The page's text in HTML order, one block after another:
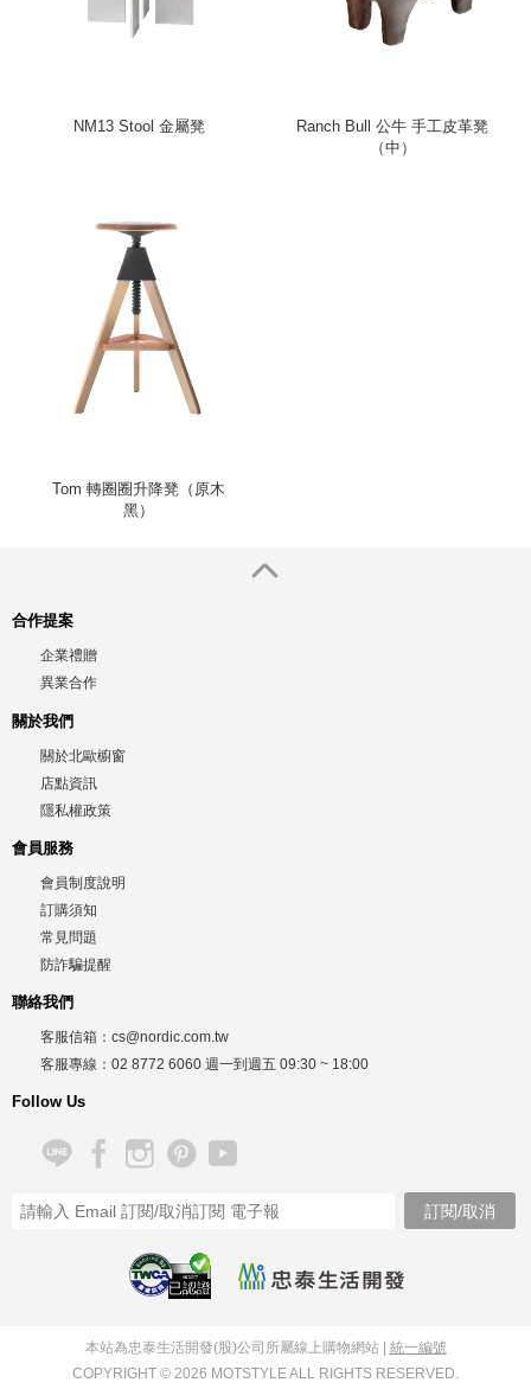
NM13 Stool 金屬凳
Ranch Bull 公牛 手工皮革凳
（中）
Tom 轉圈圈升降凳（原木
黑）
合作提案
企業禮贈
異業合作
關於我們
關於北歐櫥窗
店點資訊
隱私權政策
會員服務
會員制度說明
訂購須知
常見問題
防詐騙提醒
聯絡我們
客服信箱： cs@nordic.com.tw
客服專線： 02 8772 6060 週一到週五 09:30 ~ 18:00
Follow Us
已認證
本站為忠泰生活開發(股)公司所屬線上購物網站 | 統一編號
COPYRIGHT © 2026 MOTSTYLE ALL RIGHTS RESERVED.